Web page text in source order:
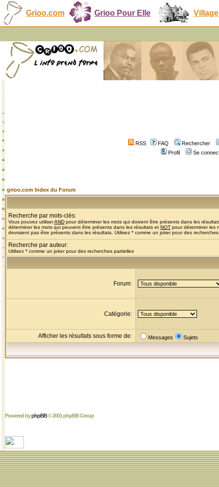
Grioo.com Grioo Pour Elle Village
RSS FAQ
Rechercher
Profil
Se
grioo.com Index du Forum
Recherche par mots-clés:
Vous pouvez utiliserAND pour déterminer les mots qui doivent être présents dans les
déterminer les mots qui peuvent être présents dans les résultats et NOT pour déterminer les
devraient pas être présents dans les résultats. Utilisez * comme un joker pour des
Recherche par auteur:
Utilisez * comme un joker pour des recherches partielles
Forum:
Catégorie:
Afficher les résultats sous forme de: Messages Sujets
Powered byphpBB© 2001 phpBB Group